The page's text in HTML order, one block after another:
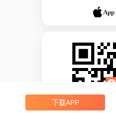
App
下载APP